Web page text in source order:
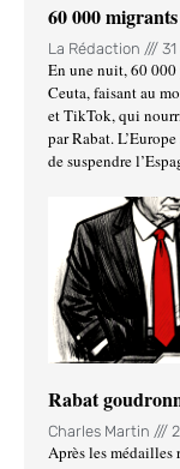
60 000
La Rédaction
En une nuit, 60 000
Ceuta, faisant au
et TikTok, qui
par Rabat.
de suspendre
Rabat
Charles Martin
Après les médailles